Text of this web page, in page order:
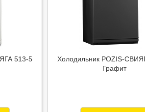
513-5
Холодильник POZIS-
Графит